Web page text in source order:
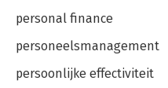
personal finance
personeelsmanagement
persoonlijke effectiviteit